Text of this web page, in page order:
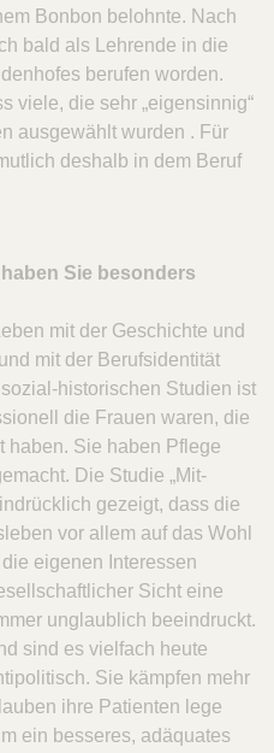
Bonbon belohnte. Nach
bald als Lehrende in die
berufen worden.
viele, die sehr „eigensinnig“
ausgewählt wurden . Für
deshalb in dem Beruf
Sie besonders
mit der Geschichte und
mit der Berufsidentität
historischen Studien ist
die Frauen waren, die
haben. Sie haben Pflege
Die Studie „Mit-
gezeigt, dass die
vor allem auf das Wohl
eigenen Interessen
Sicht eine
unglaublich beeindruckt.
sind es vielfach heute
Sie kämpfen mehr
ihre Patienten lege
ein besseres, adäquates